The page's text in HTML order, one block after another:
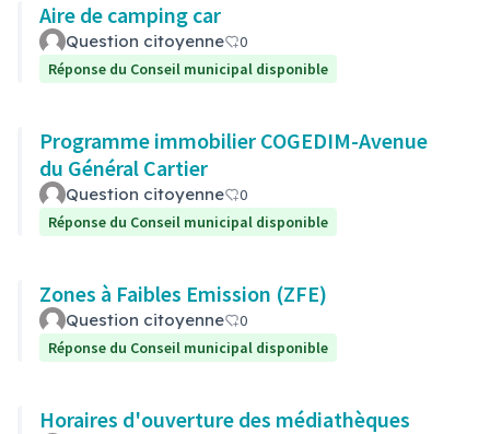
Aire de camping car
Question citoyenne
0
Réponse du Conseil municipal disponible
Programme immobilier COGEDIM-Avenue
du Général Cartier
Question citoyenne
0
Réponse du Conseil municipal disponible
Zones à Faibles Emission (ZFE)
Question citoyenne
0
Réponse du Conseil municipal disponible
Horaires d'ouverture des médiathèques